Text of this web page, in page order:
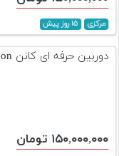
مرکزی ۱۵ روز پیش
دوربین حرفه ای کانن RP canon
۱۵۰,۰۰۰,۰۰۰ تومان